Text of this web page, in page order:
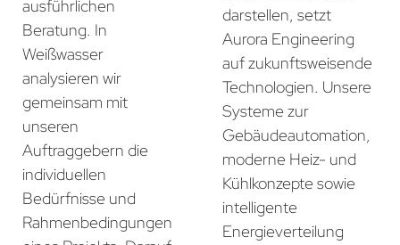
ausführlichen
Beratung. In
Weißwasser
analysieren wir
gemeinsam mit
unseren
Auftraggebern die
individuellen
Bedürfnisse und
Rahmenbedingungen
darstellen, setzt
Aurora Engineering
auf zukunftsweisende
Technologien. Unsere
Systeme zur
Gebäudeautomation,
moderne Heiz- und
Kühlkonzepte sowie
intelligente
Energieverteilung